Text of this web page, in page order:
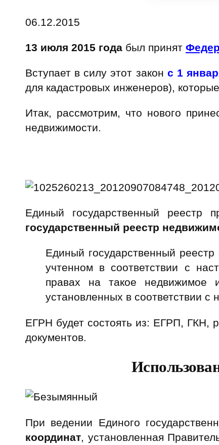
06.12.2015
13 июля 2015 года был принят
Вступает в силу этот закон с 1
для кадастровых инженеров),
Итак, рассмотрим, что нового
недвижимости.
Единый государственный реестр
государственный реестр
Единый государственный
учтенном в соответствии с
правах на такое недвижимое
установленных в соответствии
ЕГРН будет состоять из: ЕГРП, ГКН,
документов.
При ведении Единого
координат , установленная